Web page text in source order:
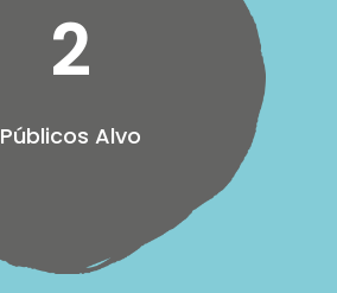
2
Públicos Alvo